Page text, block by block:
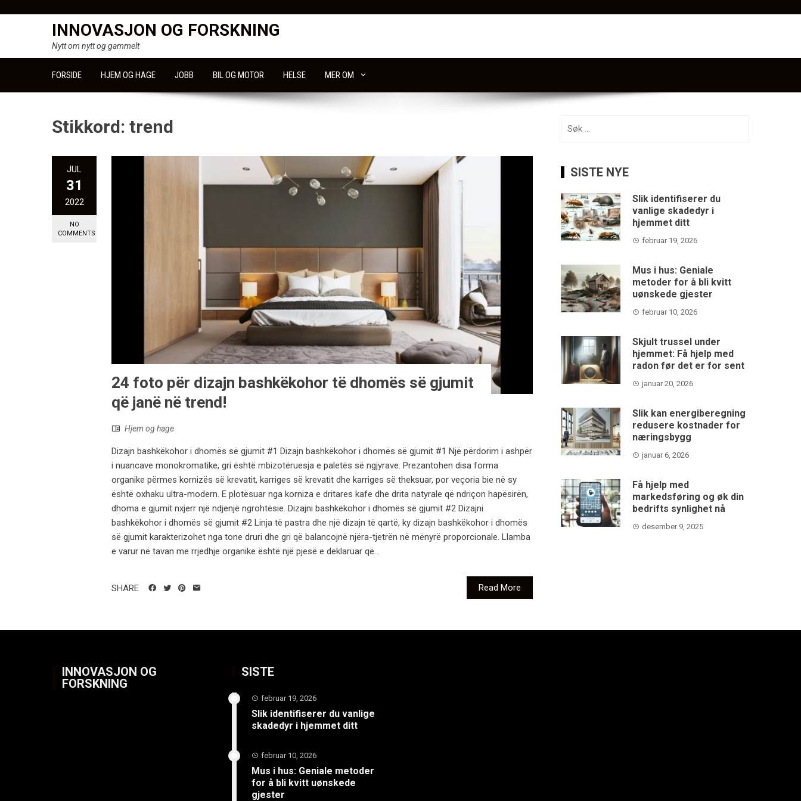
INNOVASJON OG FORSKNING
Nytt om nytt og gammelt
FORSIDE HJEM OG HAGE JOBB BIL OG MOTOR HELSE MER OM
Stikkord: trend
JUL
31
2022
NO
COMMENTS
24 foto për dizajn bashkëkohor të dhomës së gjumit
që janë në trend!
Hjem og hage
Dizajn bashkëkohor i dhomës së gjumit #1 Dizajn bashkëkohor i dhomës së gjumit #1 Një përdorim i ashpër
i nuancave monokromatike, gri është mbizotëruesja e paletës së ngjyrave. Prezantohen disa forma
organike përmes kornizës së krevatit, karriges së krevatit dhe karriges së theksuar, por veçoria bie në sy
është oxhaku ultra-modern. E plotësuar nga korniza e dritares kafe dhe drita natyrale që ndriçon hapësirën,
dhoma e gjumit nxjerr një ndjenjë ngrohtësie. Dizajni bashkëkohor i dhomës së gjumit #2 Dizajni
bashkëkohor i dhomës së gjumit #2 Linja të pastra dhe një dizajn të qartë, ky dizajn bashkëkohor i dhomës
së gjumit karakterizohet nga tone druri dhe gri që balancojnë njëra-tjetrën në mënyrë proporcionale. Llamba
e varur në tavan me rrjedhje organike është një pjesë e deklaruar që...
Read More
SHARE
etter:
SISTE NYE
Slik identifiserer du
vanlige skadedyr i
hjemmet ditt
februar 19, 2026
Mus i hus: Geniale
metoder for å bli kvitt
uønskede gjester
februar 10, 2026
Skjult trussel under
hjemmet: Få hjelp med
radon før det er for sent
januar 20, 2026
Slik kan energiberegning
redusere kostnader for
næringsbygg
januar 6, 2026
Få hjelp med
markedsføring og øk din
bedrifts synlighet nå
desember 9, 2025
INNOVASJON OG
FORSKNING
SISTE
februar 19, 2026
Slik identifiserer du vanlige
skadedyr i hjemmet ditt
februar 10, 2026
Mus i hus: Geniale metoder
for å bli kvitt uønskede
gjester